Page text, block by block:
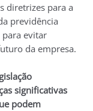
diretrizes para a
previdência
para evitar
da empresa.
significativas
podem